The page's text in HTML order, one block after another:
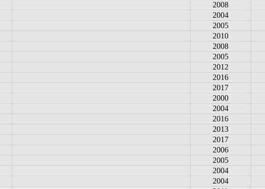
2008
2004
2005
2010
2008
2005
2012
2016
2017
2000
2004
2016
2013
2017
2006
2005
2004
2004